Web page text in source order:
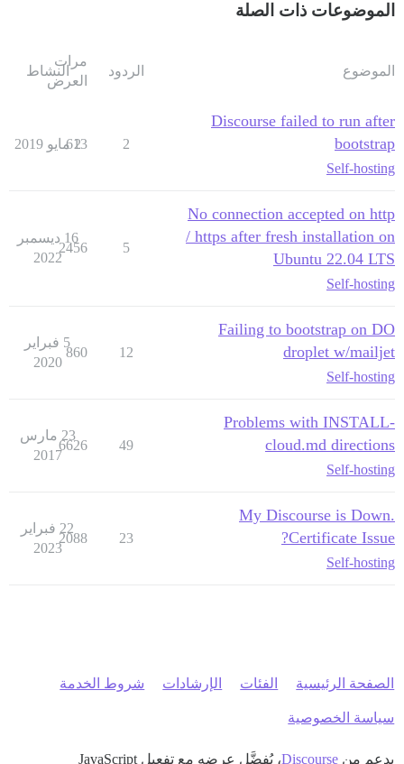
الموضوعات ذات الصلة
الموضوع الردود
مرات
العرض
النشاط
Discourse failed to run after
bootstrap
Self-hosting
2
613
2 مايو 2019
No connection accepted on http
/ https after fresh installation on
Ubuntu 22.04 LTS
Self-hosting
5
2456
16 ديسمبر
2022
Failing to bootstrap on DO
droplet w/mailjet
Self-hosting
12
860
5 فبراير
2020
Problems with INSTALL-
cloud.md directions
Self-hosting
49
6626
23 مارس
2017
My Discourse is Down.
Certificate Issue?
Self-hosting
23
2088
22 فبراير
2023
الصفحة الرئيسية الفئات الإرشادات شروط الخدمة
سياسة الخصوصية
بدعم من Discourse، يُفضَّل عرضه مع تفعيل JavaScript